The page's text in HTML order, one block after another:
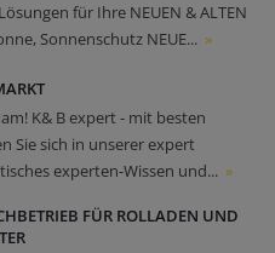
für Ihre NEUEN & ALTEN
Sonnenschutz NEUE... »
K& B expert - mit besten
Sie sich in unserer expert
experten-Wissen und... »
FÜR ROLLADEN UND